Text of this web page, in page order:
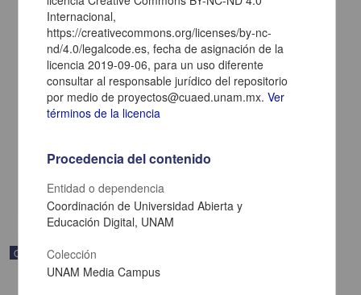
Modelado de funciones
Becerra Espinosa, José Manuel - Coordinación de Universidad
Abierta y Educación a Distancia, UNAM; Dirección General de la
Multidisciplina
Objeto de aprendizaje
Internacional,
https://creativecommons.org/licenses/by-nc-
nd/4.0/legalcode.es, fecha de asignación de la
licencia 2019-09-06, para un uso diferente
consultar al responsable jurídico del repositorio
por medio de proyectos@cuaed.unam.mx.Ver
términos de la licencia
Procedencia del contenido
Entidad o dependencia
Coordinación de Universidad Abierta y
Educación Digital, UNAM
Colección
UNAM Media Campus